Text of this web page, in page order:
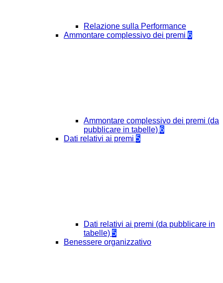
Relazione sulla Performance
Ammontare complessivo dei premi 6
Ammontare complessivo dei premi (da
pubblicare in tabelle) 6
Dati relativi ai premi 5
Dati relativi ai premi (da pubblicare in
tabelle) 5
Benessere organizzativo